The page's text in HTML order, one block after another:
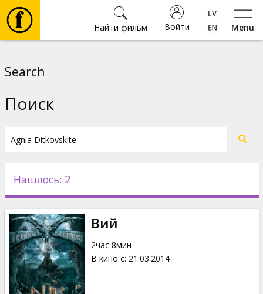
Menu
Войти
Найти фильм
Новости
Подарки
Кинозакуски
Search
Поиск
Нашлось: 2
Вий
2час 8мин
В кино с: 21.03.2014